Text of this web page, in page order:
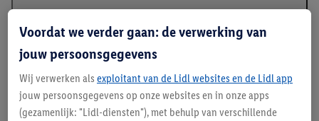
Voordat we verder gaan: de verwerking van
jouw persoonsgegevens
Wij verwerken als exploitant van de Lidl websites en de Lidl app
jouw persoonsgegevens op onze websites en in onze apps
(gezamenlijk: "Lidl-diensten"), met behulp van verschillende